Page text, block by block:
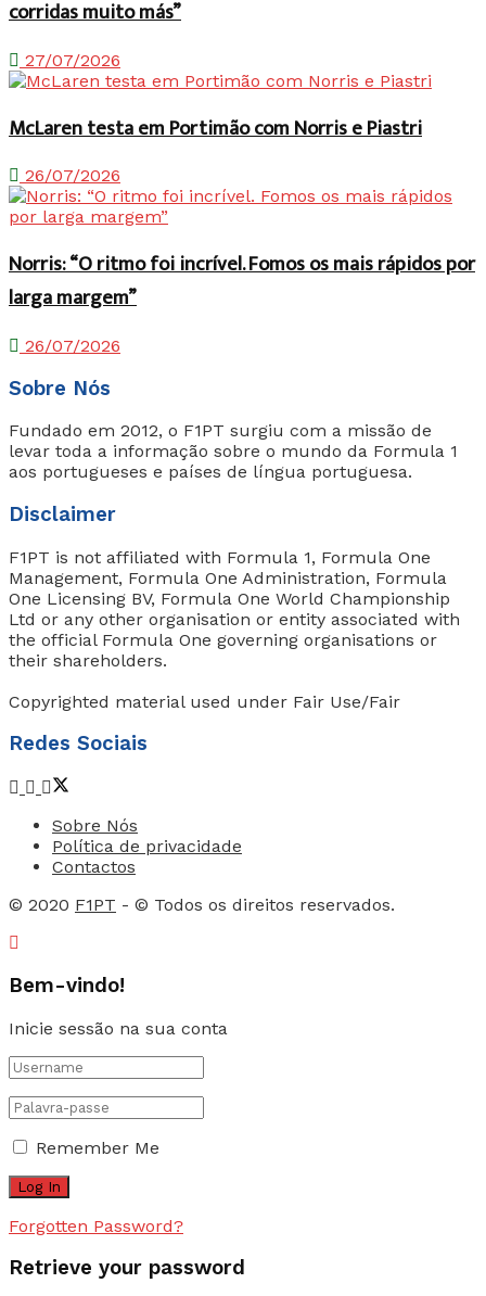
corridas muito más”
27/07/2026
McLaren testa em Portimão com Norris e Piastri
26/07/2026
Norris: “O ritmo foi incrível. Fomos os mais rápidos por
larga margem”
26/07/2026
Sobre Nós
Fundado em 2012, o F1PT surgiu com a missão de
levar toda a informação sobre o mundo da Formula 1
aos portugueses e países de língua portuguesa.
Disclaimer
F1PT is not affiliated with Formula 1, Formula One
Management, Formula One Administration, Formula
One Licensing BV, Formula One World Championship
Ltd or any other organisation or entity associated with
the official Formula One governing organisations or
their shareholders.
Copyrighted material used under Fair Use/Fair
Redes Sociais
Sobre Nós
Política de privacidade
Contactos
© 2020 F1PT - © Todos os direitos reservados.
Bem-vindo!
Inicie sessão na sua conta
Remember Me
Forgotten Password?
Retrieve your password